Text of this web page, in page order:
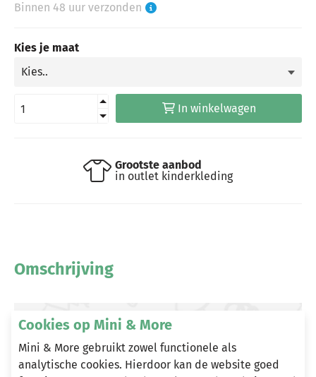
Binnen 48 uur verzonden
Kies je maat
In winkelwagen
Grootste aanbod
in outlet kinderkleding
Omschrijving
Heeft u vragen?
Stuur een e-mail
info@miniandmore.nl
Cookies op Mini & More
Mini & More gebruikt zowel functionele als
analytische cookies. Hierdoor kan de website goed